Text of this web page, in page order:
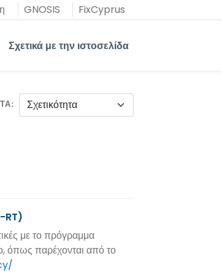
GNOSIS FixCyprus
Σχετικά με την ιστοσελίδα
RT)
με το πρόγραμμα
όπως παρέχονται από το